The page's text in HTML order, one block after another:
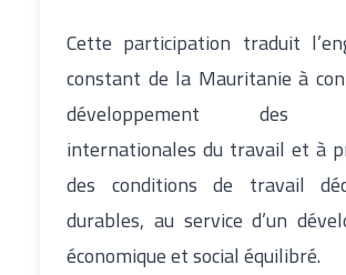
Cette participation traduit
constant de la Mauritanie à
développement des
internationales du travail et à
des conditions de travail
durables, au service d’un
économique et social équilibré.